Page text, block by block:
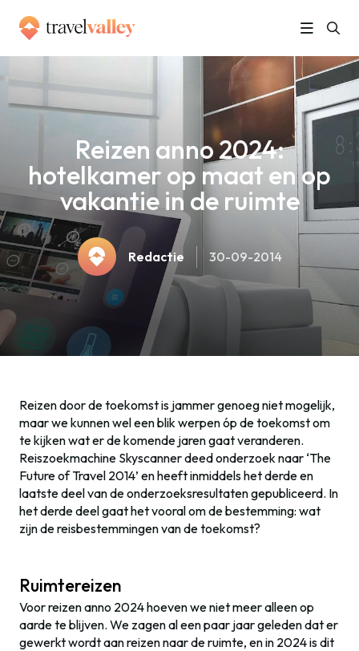
Reizen anno 2024:
hotelkamer op maat en op
vakantie in de ruimte
Redactie 30-09-2014
Reizen door de toekomst is jammer genoeg niet mogelijk,
maar we kunnen wel een blik werpen óp de toekomst om
te kijken wat er de komende jaren gaat veranderen.
Reiszoekmachine Skyscanner deed onderzoek naar ‘The
Future of Travel 2014’ en heeft inmiddels het derde en
laatste deel van de onderzoeksresultaten gepubliceerd. In
het derde deel gaat het vooral om de bestemming: wat
zijn de reisbestemmingen van de toekomst?
Ruimtereizen
Voor reizen anno 2024 hoeven we niet meer alleen op
aarde te blijven. We zagen al een paar jaar geleden dat er
gewerkt wordt aan reizen naar de ruimte, en in 2024 is dit